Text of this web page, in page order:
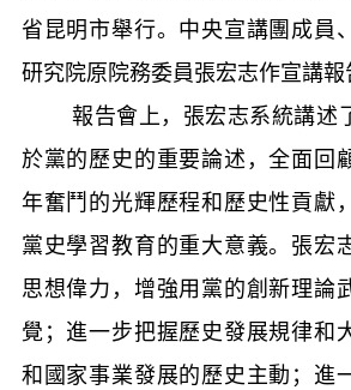
省昆明市舉行。中央宣講團成員
研究院原院務委員張宏志作宣講報
報告會上，張宏志系統講述
於黨的歷史的重要論述，全面回
年奮鬥的光輝歷程和歷史性貢獻
黨史學習教育的重大意義。張宏
思想偉力，增強用黨的創新理論
覺；進一步把握歷史發展規律和
和國家事業發展的歷史主動；進